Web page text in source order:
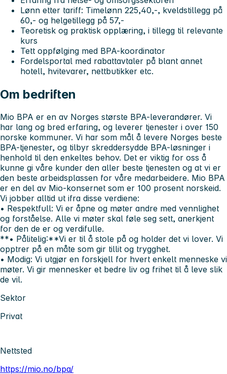
Lønn etter tariff: Timelønn 225,40,-, kveldstillegg på
60,- og helgetillegg på 57,-
Teoretisk og praktisk opplæring, i tillegg til relevante
kurs
Tett oppfølging med BPA-koordinator
Fordelsportal med rabattavtaler på blant annet
hotell, hvitevarer, nettbutikker etc.
Om bedriften
Mio BPA er en av Norges største BPA-leverandører. Vi
har lang og bred erfaring, og leverer tjenester i over 150
norske kommuner. Vi har som mål å levere Norges beste
BPA-tjenester, og tilbyr skreddersydde BPA-løsninger i
henhold til den enkeltes behov. Det er viktig for oss å
kunne gi våre kunder den aller beste tjenesten og at vi er
den beste arbeidsplassen for våre medarbeidere. Mio BPA
er en del av Mio-konsernet som er 100 prosent norskeid.
Vi jobber alltid ut ifra disse verdiene:
• Respektfull: Vi er åpne og møter andre med vennlighet
og forståelse. Alle vi møter skal føle seg sett, anerkjent
for den de er og verdifulle.
**• Pålitelig:**Vi er til å stole på og holder det vi lover. Vi
opptrer på en måte som gir tillit og trygghet.
• Modig: Vi utgjør en forskjell for hvert enkelt menneske vi
møter. Vi gir mennesker et bedre liv og frihet til å leve slik
de vil.
Sektor
Privat
Nettsted
https://mio.no/bpa/